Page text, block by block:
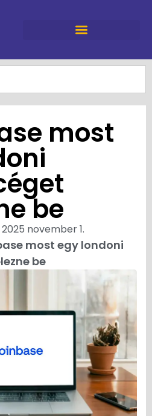
most
be
2025 november 1.
most egy londoni
be